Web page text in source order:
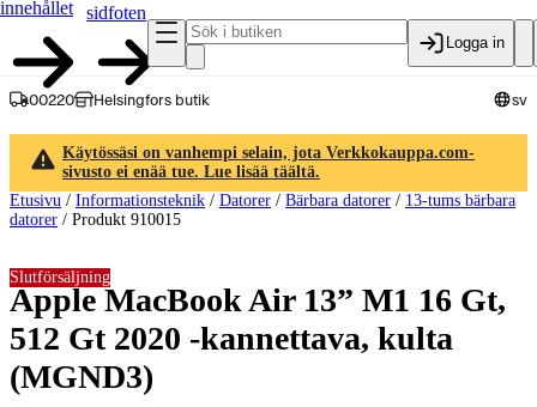
innehållet
sidfoten
Logga in
00220 Helsingfors butik sv
Käytössäsi on vanhempi selain, jota Verkkokauppa.com-
sivusto ei enää tue. Lue lisää täältä.
Etusivu / Informationsteknik / Datorer / Bärbara datorer / 13-tums bärbara
datorer / Produkt 910015
Apple MacBook Air 13” M1 16 Gt,
512 Gt 2020 -kannettava, kulta
(MGND3)
Slutförsäljning